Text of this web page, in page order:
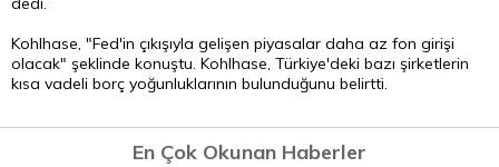
Kohlhase, "Fed'in çıkışıyla gelişen piyasalar daha az fon girişi
olacak" şeklinde konuştu. Kohlhase, Türkiye'deki bazı şirketlerin
kısa vadeli borç yoğunluklarının bulunduğunu belirtti.
En Çok Okunan Haberler